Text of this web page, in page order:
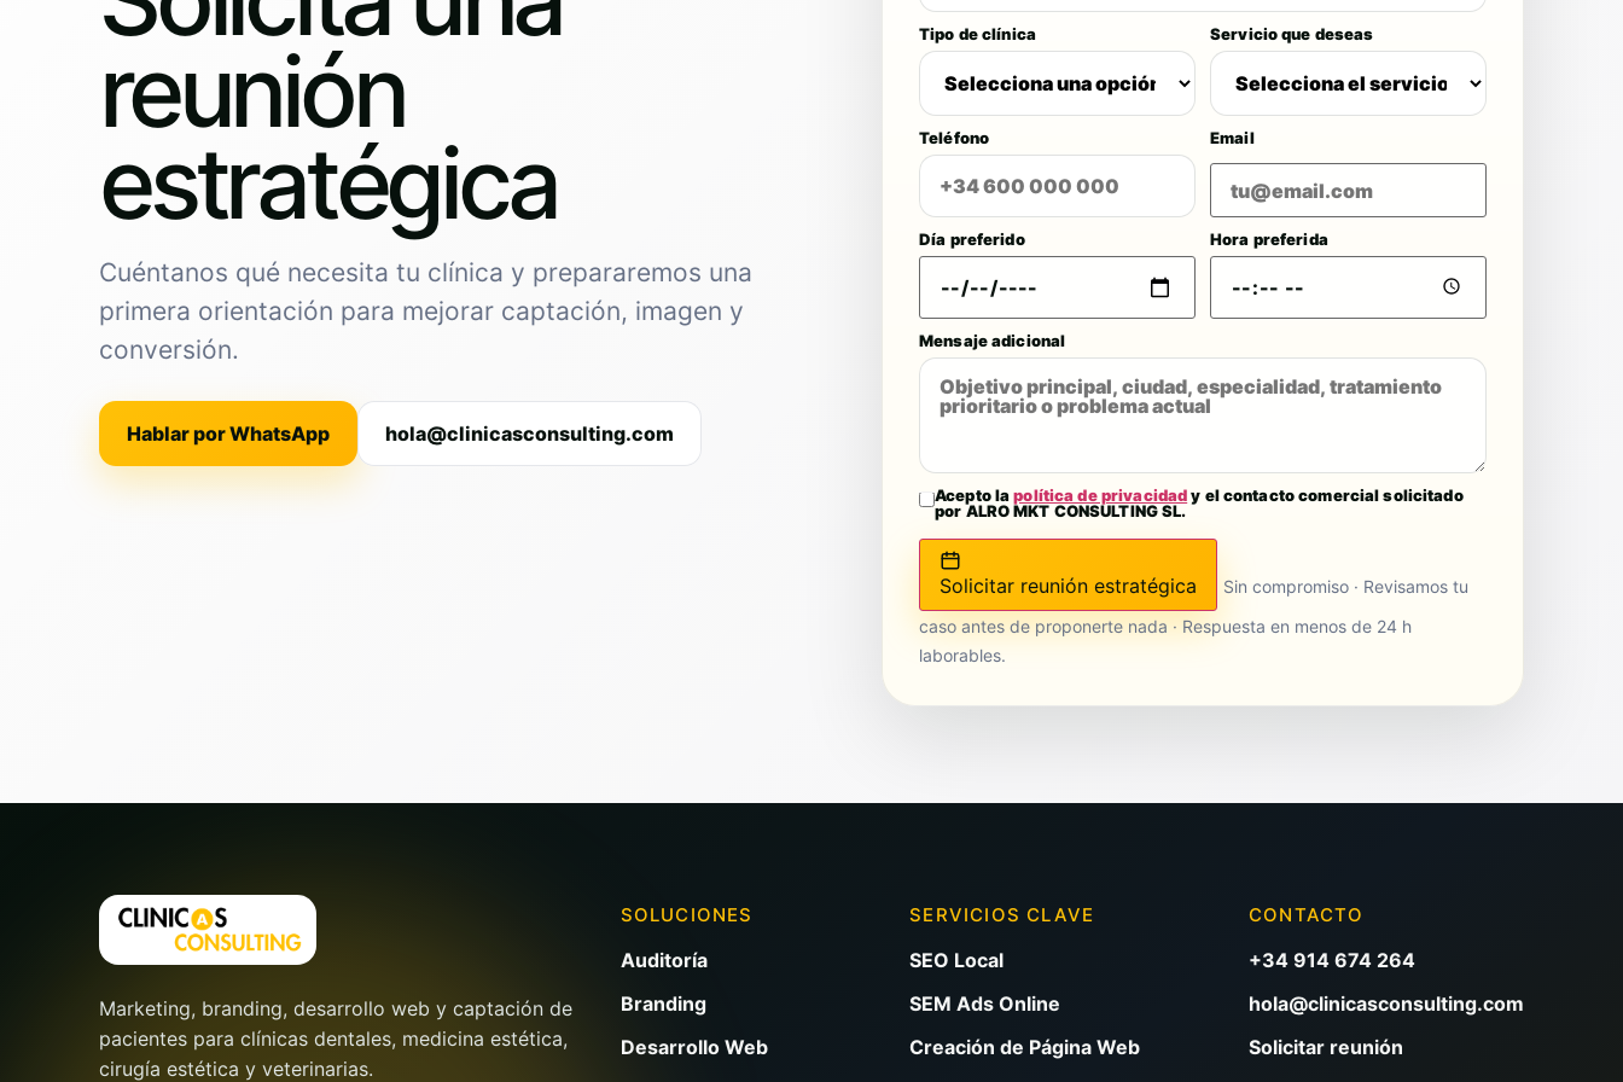
reunión
estratégica
Cuéntanos qué necesita tu clínica y prepararemos una
primera orientación para mejorar captación, imagen y
conversión.
Hablar por WhatsApp hola@clinicasconsulting.com
Tipo de clínica Servicio que deseas
Teléfono Email
Día preferido Hora preferida
Mensaje adicional
Acepto lapolítica de privacidady el contacto comercial solicitado
por ALRO MKT CONSULTING SL.
Solicitar reunión estratégica
Sin compromiso · Revisamos tu
caso antes de proponerte nada · Respuesta en menos de 24 h
laborables.
Marketing, branding, desarrollo web y captación de
pacientes para clínicas dentales, medicina estética,
cirugía estética y veterinarias.
SOLUCIONES
Auditoría
Branding
Desarrollo Web
SERVICIOS CLAVE
SEO Local
SEM Ads Online
Creación de Página Web
CONTACTO
+34 914 674 264
hola@clinicasconsulting.com
Solicitar reunión